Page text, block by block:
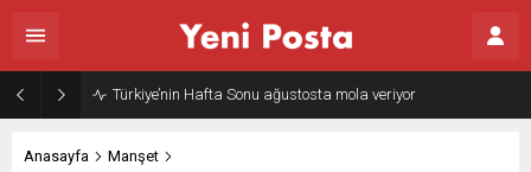
Türkiye’nin Hafta Sonu ağustosta mola veriyor
Anasayfa
Manşet